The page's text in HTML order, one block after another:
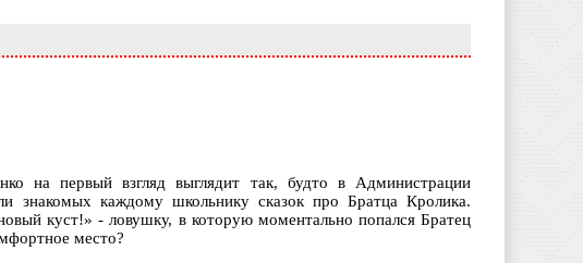
на первый взгляд выглядит так, будто в Администрации
знакомых каждому школьнику сказок про Братца Кролика.
куст!» - ловушку, в которую моментально попался Братец
место?